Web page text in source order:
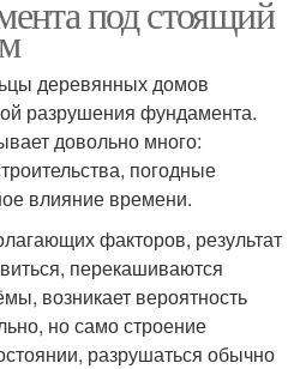
под стоящий
деревянных домов
разрушения фундамента.
довольно много:
погодные
влияние времени.
факторов, результат
перекашиваются
возникает вероятность
но само строение
разрушаться обычно